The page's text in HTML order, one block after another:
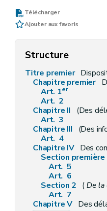
Télécharger
Ajouter aux favoris
Structure
Titre premier
Chapitre premier
Art. 1er
Art. 2
Chapitre II
(Des délégations et des
Art. 3
Chapitre III
(Des informations, de la
Art. 4
Chapitre IV Des
Section première
Art. 5
Art. 6
Section 2 (De la
Art. 7
Chapitre V Des délais